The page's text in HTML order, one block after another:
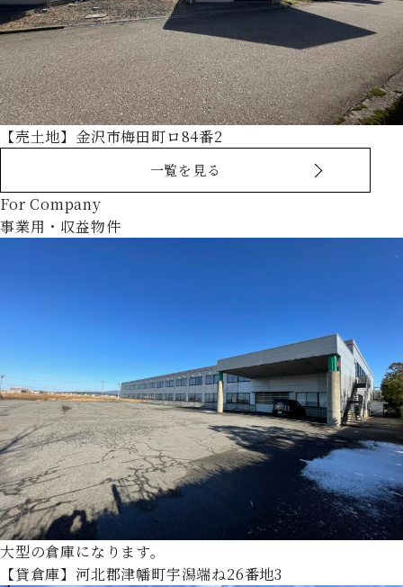
【売土地】金沢市梅田町ロ84番2
一覧を見る
For Company
事業用・収益物件
大型の倉庫になります。
【貸倉庫】河北郡津幡町宇潟端ね26番地3